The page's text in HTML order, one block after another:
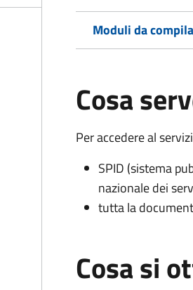
Moduli da
Cosa
Per accedere al
SPID (sistema
nazionale dei
tutta la
Cosa si